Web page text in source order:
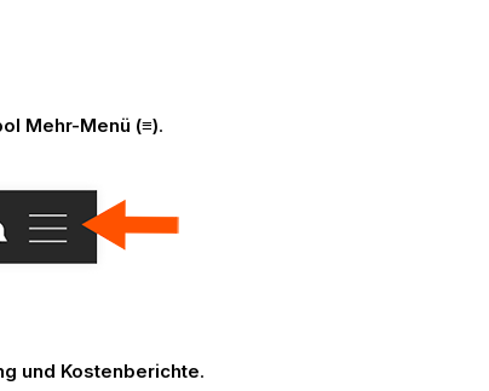
Mehr-Menü (≡).
und Kostenberichte.